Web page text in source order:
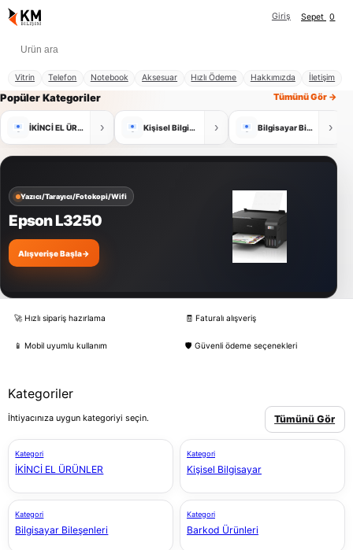
Giriş Sepet 0
Vitrin Telefon Notebook Aksesuar Hızlı Ödeme Hakkımızda İletişim
Popüler Kategoriler Tümünü Gör →
İKİNCİ EL ÜRÜNLER › Kişisel Bilgisayar › Bilgisayar Bileşenleri ›
Yazıcı/Tarayıcı/Fotokopi/Wifi
Epson L3250
Alışverişe Başla→
🚀 Hızlı sipariş hazırlama 🧾 Faturalı alışveriş
📱 Mobil uyumlu kullanım 🛡️ Güvenli ödeme seçenekleri
Kategoriler
İhtiyacınıza uygun kategoriyi seçin. Tümünü Gör
Kategori
İKİNCİ EL ÜRÜNLER
Kategori
Kişisel Bilgisayar
Kategori
Bilgisayar Bileşenleri
Kategori
Barkod Ürünleri